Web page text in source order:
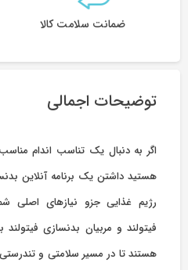
ضمانت سلامت کالا
توضیحات اجمالی
اگر به دنبال یک تناسب اندام
هستید داشتن یک برنامه آنلاین
رژیم غذایی جزو نیازهای اصلی
فیتولند و مربیان بدنسازی فیتولند
هستند تا در مسیر سلامتی و